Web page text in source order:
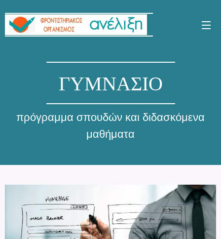
ΓΥΜΝΑΣΙΟ
πρόγραμμα σπουδών και διδασκόμενα
μαθήματα